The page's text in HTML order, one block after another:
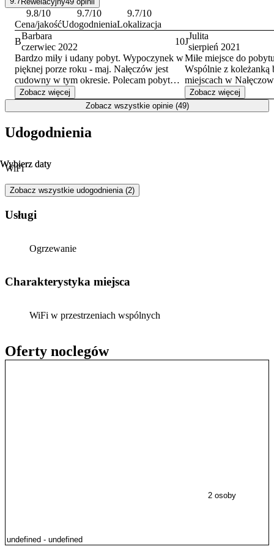
Wi-Fi.9.8/10
Cena/jakość
9.7/10
Udogodnienia
9.7/10
Lokalizacja
B
Barbara
czerwiec 2022
10
Bardzo miły i udany pobyt. Wypoczynek w
pięknej porze roku - maj. Nałęczów jest
cudowny w tym okresie. Polecam pobyt
wszystkim w Nałęczowie a w
szczególności u gospodarzy w gościnnych
"Porach roku". Miejsce godne polecenia.
Zobacz więcej
J
Julita
sierpień 2021
Miłe miejsce do
Wspólnie z
miejscach w
musimy przyznać
miejsc w których byłyśmy. Po
czystość, po drugie
Zobacz więcej
Zobacz wszystkie opinie (49)
Wybierz daty
Oferty noclegów
Wybierz daty
2 osoby
Udogodnienia
WiFi
Zobacz wszystkie udogodnienia (2)
Usługi
Ogrzewanie
Charakterystyka miejsca
WiFi w przestrzeniach wspólnych